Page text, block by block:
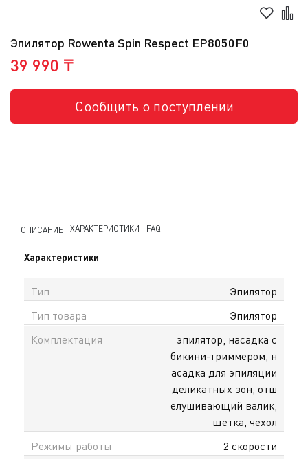
Эпилятор Rowenta Spin Respect EP8050F0
39 990 ₸
Сообщить о поступлении
ОПИСАНИЕ ХАРАКТЕРИСТИКИ FAQ
Характеристики
Тип
Эпилятор
Тип товара
Эпилятор
Комплектация
эпилятор, насадка с
бикини-триммером, н
асадка для эпиляции
деликатных зон, отш
елушивающий валик,
щетка, чехол
Режимы работы
2 скорости